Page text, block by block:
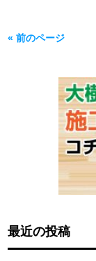
« 前のページ
最近の投稿